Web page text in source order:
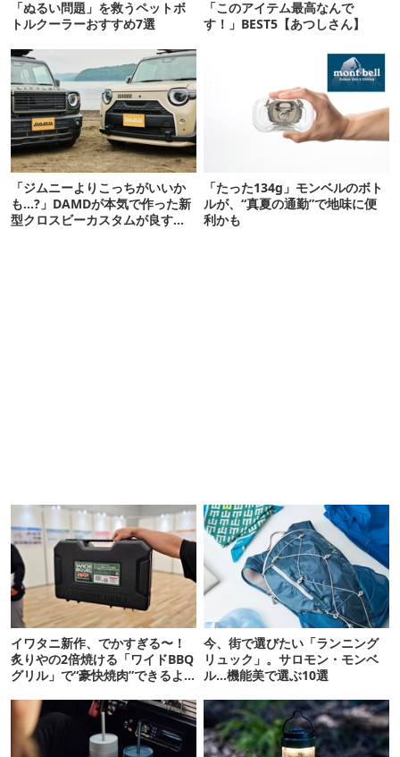
「ぬるい問題」を救うペットボ
トルクーラーおすすめ7選
「このアイテム最高なんで
す！」BEST5【あつしさん】
「ジムニーよりこっちがいいか
も…?」DAMDが本気で作った新
型クロスビーカスタムが良すぎ
「たった134g」モンベルのボト
ルが、“真夏の通勤”で地味に便
利かも
イワタニ新作、でかすぎる〜！
炙りやの2倍焼ける「ワイドBBQ
グリル」で“豪快焼肉”できるよ
今、街で選びたい「ランニング
リュック」。サロモン・モンベ
ル…機能美で選ぶ10選